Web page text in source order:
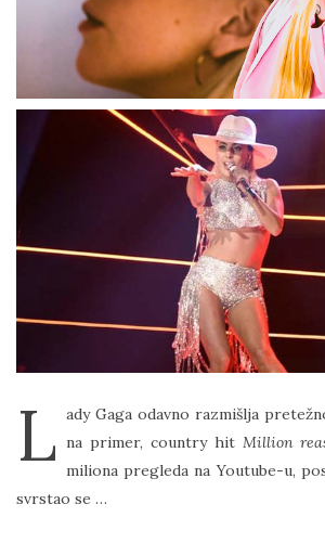
L ady Gaga odavno razmišlja
na primer, country hit Million
miliona pregleda na Youtube-u,
svrstao se …